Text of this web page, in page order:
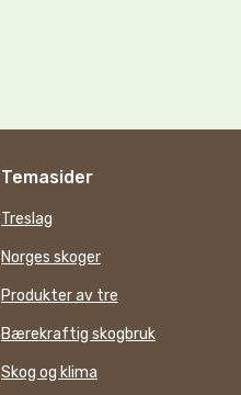
Temasider
Treslag
Norges skoger
Produkter av tre
Bærekraftig skogbruk
Skog og klima